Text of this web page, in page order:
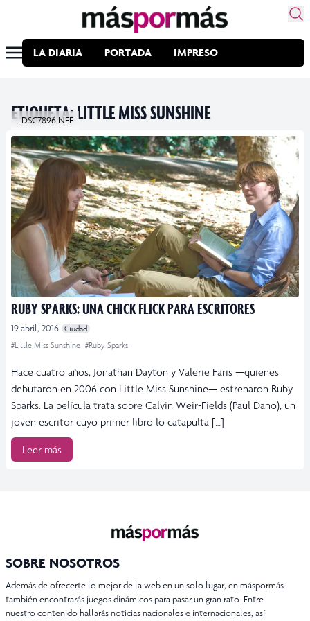
LA DIARIA PORTADA IMPRESO
ETIQUETA:LITTLE MISS SUNSHINE
_DSC7896.NEF
RUBY SPARKS: UNA CHICK FLICK PARA ESCRITORES
19 abril, 2016 Ciudad
#Little Miss Sunshine #Ruby Sparks
Hace cuatro años, Jonathan Dayton y Valerie Faris —quienes
debutaron en 2006 con Little Miss Sunshine— estrenaron Ruby
Sparks. La película trata sobre Calvin Weir-Fields (Paul Dano), un
joven escritor cuyo primer libro lo catapulta […]
Leer más
SOBRE NOSOTROS
Además de ofrecerte lo mejor de la web en un solo lugar, en máspormás
también encontrarás juegos dinámicos para pasar un gran rato. Entre
nuestro contenido hallarás noticias nacionales e internacionales, así